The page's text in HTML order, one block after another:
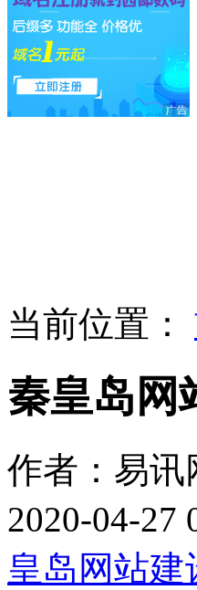
当前位置：
秦皇岛网
作者：易
2020-04-27
皇岛网站建